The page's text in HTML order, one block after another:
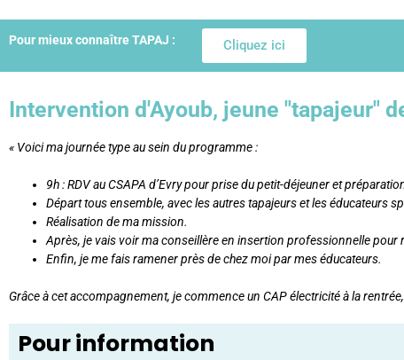
Pour mieux connaître TAPAJ : Cliquez ici
Intervention d'Ayoub, jeune "tapajeur"
« Voici ma journée type au sein du programme :
9h : RDV au CSAPA d’Evry pour prise du petit-déjeuner et
Départ tous ensemble, avec les autres tapajeurs et les éducateurs
Réalisation de ma mission.
Après, je vais voir ma conseillère en insertion professionnelle pour
Enfin, je me fais ramener près de chez moi par mes éducateurs.
Grâce à cet accompagnement, je commence un CAP électricité à la
Pour information